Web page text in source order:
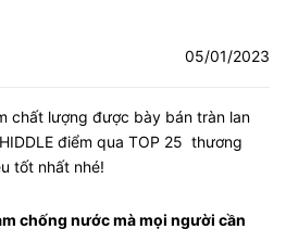
05/01/2023
chất lượng được bày bán tràn lan
điểm qua TOP 25 thương
tốt nhất nhé!
chống nước mà mọi người cần